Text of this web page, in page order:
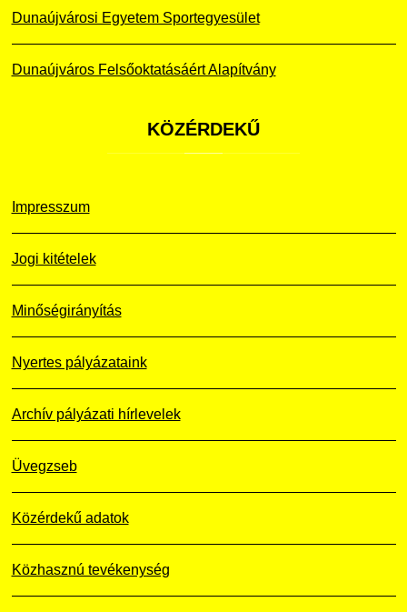
Dunaújvárosi Egyetem Sportegyesület
Dunaújváros Felsőoktatásáért Alapítvány
KÖZÉRDEKŰ
Impresszum
Jogi kitételek
Minőségirányítás
Nyertes pályázataink
Archív pályázati hírlevelek
Üvegzseb
Közérdekű adatok
Közhasznú tevékenység